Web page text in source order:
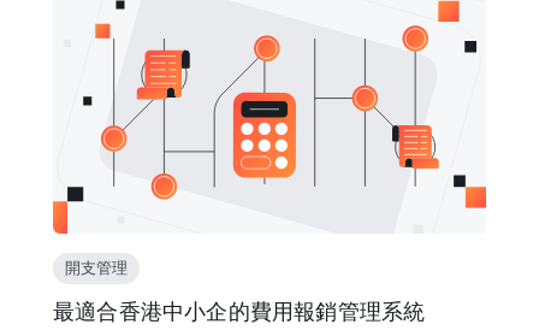
開支管理
最適合香港中小企的費用報銷管理系統